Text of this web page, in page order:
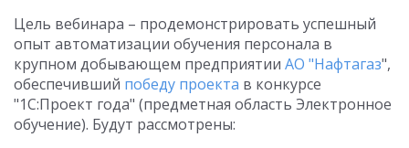
Цель вебинара – продемонстрировать успешный
опыт автоматизации обучения персонала в
крупном добывающем предприятии АО "Нафтагаз",
обеспечивший победу проекта в конкурсе
"1С:Проект года" (предметная область Электронное
обучение). Будут рассмотрены: